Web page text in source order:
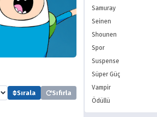
Sırala Sıfırla
Samuray
Seinen
Shounen
Spor
Suspense
Süper Güç
Vampir
Ödüllü